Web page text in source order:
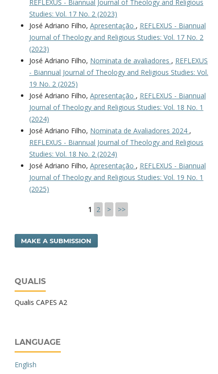
REFLEXUS - Biannual Journal of Theology and Religious
Studies: Vol. 17 No. 2 (2023)
José Adriano Filho, Apresentação , REFLEXUS - Biannual
Journal of Theology and Religious Studies: Vol. 17 No. 2
(2023)
José Adriano Filho, Nominata de avaliadores , REFLEXUS
- Biannual Journal of Theology and Religious Studies: Vol.
19 No. 2 (2025)
José Adriano Filho, Apresentação , REFLEXUS - Biannual
Journal of Theology and Religious Studies: Vol. 18 No. 1
(2024)
José Adriano Filho, Nominata de Avaliadores 2024 ,
REFLEXUS - Biannual Journal of Theology and Religious
Studies: Vol. 18 No. 2 (2024)
José Adriano Filho, Apresentação , REFLEXUS - Biannual
Journal of Theology and Religious Studies: Vol. 19 No. 1
(2025)
1 2 > >>
MAKE A SUBMISSION
QUALIS
Qualis CAPES A2
LANGUAGE
English